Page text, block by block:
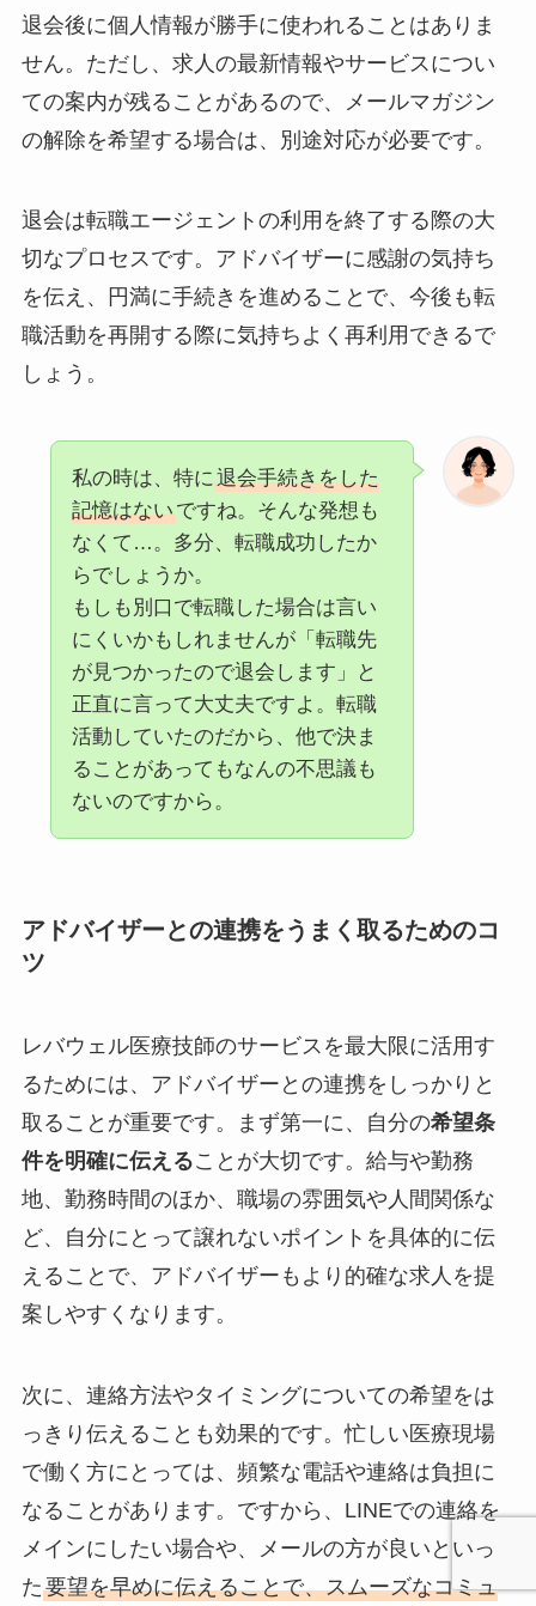
退会後に個人情報が勝手に使われることはありま
せん。ただし、求人の最新情報やサービスについ
ての案内が残ることがあるので、メールマガジン
の解除を希望する場合は、別途対応が必要です。
退会は転職エージェントの利用を終了する際の大
切なプロセスです。アドバイザーに感謝の気持ち
を伝え、円満に手続きを進めることで、今後も転
職活動を再開する際に気持ちよく再利用できるで
しょう。
私の時は、特に退会手続きをした
記憶はないですね。そんな発想も
なくて…。多分、転職成功したか
らでしょうか。
もしも別口で転職した場合は言い
にくいかもしれませんが「転職先
が見つかったので退会します」と
正直に言って大丈夫ですよ。転職
活動していたのだから、他で決ま
ることがあってもなんの不思議も
ないのですから。
アドバイザーとの連携をうまく取るためのコ
ツ
レバウェル医療技師のサービスを最大限に活用す
るためには、アドバイザーとの連携をしっかりと
取ることが重要です。まず第一に、自分の希望条
件を明確に伝えることが大切です。給与や勤務
地、勤務時間のほか、職場の雰囲気や人間関係な
ど、自分にとって譲れないポイントを具体的に伝
えることで、アドバイザーもより的確な求人を提
案しやすくなります。
次に、連絡方法やタイミングについての希望をは
っきり伝えることも効果的です。忙しい医療現場
で働く方にとっては、頻繁な電話や連絡は負担に
なることがあります。ですから、LINEでの連絡を
メインにしたい場合や、メールの方が良いといっ
た要望を早めに伝えることで、スムーズなコミュ